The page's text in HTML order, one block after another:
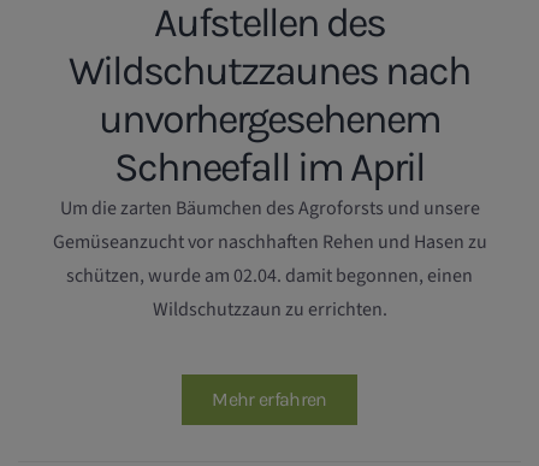
Aufstellen des
Wildschutzzaunes nach
unvorhergesehenem
Schneefall im April
Um die zarten Bäumchen des Agroforsts und unsere
Gemüseanzucht vor naschhaften Rehen und Hasen zu
schützen, wurde am 02.04. damit begonnen, einen
Wildschutzzaun zu errichten.
Mehr erfahren